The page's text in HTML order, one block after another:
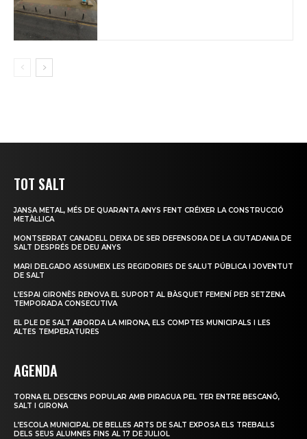
TOT SALT
JANSA METAL, MÉS DE QUARANTA ANYS FENT CRÉIXER LA CONSTRUCCIÓ
METÀL·LICA
MONTSERRAT CANADELL DEIXA DE SER DEFENSORA DE LA CIUTADANIA DE
SALT DESPRÉS DE DEU ANYS
MARI DELGADO ASSUMEIX LES REGIDORIES DE SALUT PÚBLICA I JOVENTUT
DE SALT
L’ESPAI GIRONÈS RENOVA EL SUPORT AL BÀSQUET FEMENÍ PER SETZENA
TEMPORADA CONSECUTIVA
EL PLE DE SALT ABORDA LA MIRONA, ELS COMPTES MUNICIPALS I LES
ALTES TEMPERATURES
AGENDA
TORNA EL DESCENS POPULAR AMB PIRAGUA PEL TER ENTRE BESCANÓ,
SALT I GIRONA
L’ESCOLA MUNICIPAL DE BELLES ARTS DE SALT EXPOSA ELS TREBALLS
DELS SEUS ALUMNES FINS AL 17 DE JULIOL